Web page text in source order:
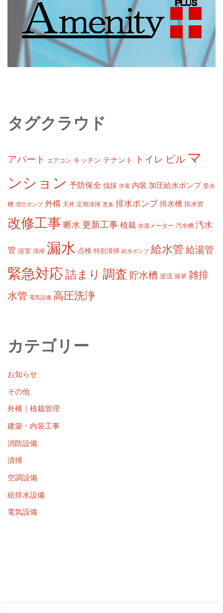
タグクラウド
アパート エアコン キッチン テナント トイレ ビル マ
ンション 予防保全 伐採 停電 内装 加圧給水ポンプ 受水
槽 増圧ポンプ 外構 天井 定期清掃 悪臭 排水ポンプ 排水槽 排水管
改修工事 断水 更新工事 植栽 水道メーター 汚水槽 汚水
管 浴室 清掃 漏水 点検 特別清掃 給水ポンプ 給水管 給湯管
緊急対応詰まり 調査 貯水槽 逆流 除草 雑排
水管 電気設備 高圧洗浄
カテゴリー
お知らせ
その他
外構｜植栽管理
建築・内装工事
消防設備
清掃
空調設備
給排水設備
電気設備